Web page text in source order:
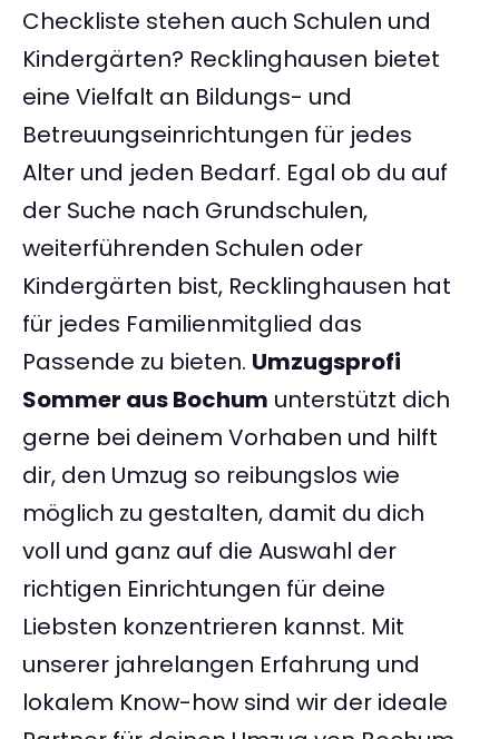
Checkliste stehen auch Schulen und
Kindergärten? Recklinghausen bietet
eine Vielfalt an Bildungs- und
Betreuungseinrichtungen für jedes
Alter und jeden Bedarf. Egal ob du auf
der Suche nach Grundschulen,
weiterführenden Schulen oder
Kindergärten bist, Recklinghausen hat
für jedes Familienmitglied das
Passende zu bieten. Umzugsprofi
Sommer aus Bochum unterstützt dich
gerne bei deinem Vorhaben und hilft
dir, den Umzug so reibungslos wie
möglich zu gestalten, damit du dich
voll und ganz auf die Auswahl der
richtigen Einrichtungen für deine
Liebsten konzentrieren kannst. Mit
unserer jahrelangen Erfahrung und
lokalem Know-how sind wir der ideale